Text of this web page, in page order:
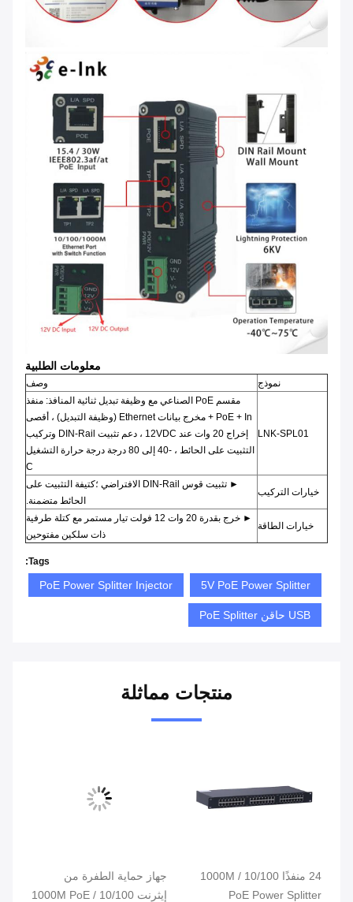
معلومات الطلبية
نموذج وصف
LNK-SPL01
مقسم PoE الصناعي مع وظيفة تبديل ثنائية المنافذ: منفذ
PoE + In + مخرج بيانات Ethernet (وظيفة التبديل) ، أقصى
إخراج 20 وات عند 12VDC ، دعم تثبيت DIN-Rail وتركيب
التثبيت على الحائط ، -40 إلى 80 درجة درجة حرارة التشغيل
C
خيارات التركيب
► تثبيت قوس DIN-Rail الافتراضي ؛كتيفة التثبيت على
الحائط متضمنة.
خيارات الطاقة
► خرج بقدرة 20 وات 12 فولت تيار مستمر مع كتلة طرفية
ذات سلكين مفتوحين
Tags:
5V PoE Power Splitter
PoE Power Splitter Injector
USB حاقن PoE Splitter
منتجات مماثلة
24 منفذًا 10/100 / 1000M
PoE Power Splitter
جهاز حماية الطفرة من
إيثرنت 10/100 / 1000M PoE